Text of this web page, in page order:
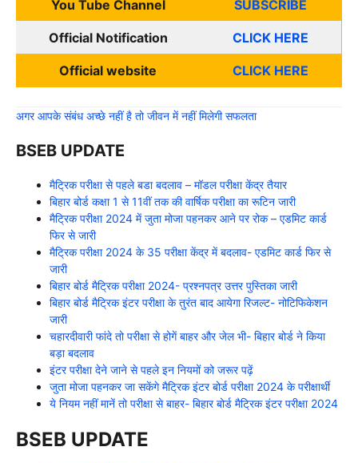
You Tube Channel SUBSCRIBE
Official Notification CLICK HERE
Official website CLICK HERE
अगर आपके संबंध अच्छे नहीं है तो जीवन में नहीं मिलेगी सफलता
BSEB UPDATE
मैट्रिक परीक्षा से पहले बडा बदलाव – मॉडल परीक्षा केंद्र तैयार
बिहार बोर्ड कक्षा 1 से 11वीं तक की वार्षिक परीक्षा का रूटिन जारी
मैट्रिक परीक्षा 2024 में जुता मोजा पहनकर आने पर रोक – एडमिट कार्ड
फिर से जारी
मैट्रिक परीक्षा 2024 के 35 परीक्षा केंद्र में बदलाव- एडमिट कार्ड फिर से
जारी
बिहार बोर्ड मैट्रिक परीक्षा 2024- प्रश्नपत्र उत्तर पुस्तिका जारी
बिहार बोर्ड मैट्रिक इंटर परीक्षा के तुरंत बाद आयेगा रिजल्ट- नोटिफिकेशन
जारी
चहारदीवारी फांदे तो परीक्षा से होगें बाहर और जेल भी- बिहार बोर्ड ने किया
बड़ा बदलाव
इंटर परीक्षा देने जाने से पहले इन नियमों को जरूर पढ़ें
जुता मोजा पहनकर जा सकेंगे मैट्रिक इंटर बोर्ड परीक्षा 2024 के परीक्षार्थी
ये नियम नहीं मानें तो परीक्षा से बाहर- बिहार बोर्ड मैट्रिक इंटर परीक्षा 2024
BSEB UPDATE